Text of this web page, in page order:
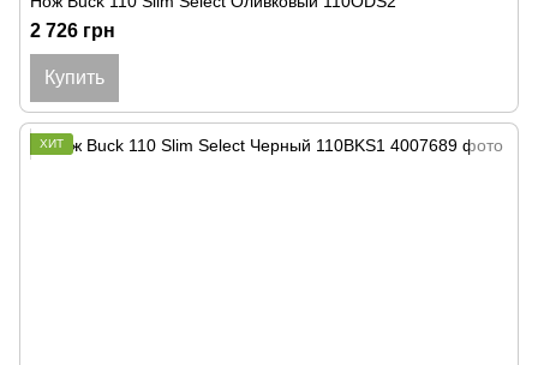
2 726 грн
Купить
ХИТ